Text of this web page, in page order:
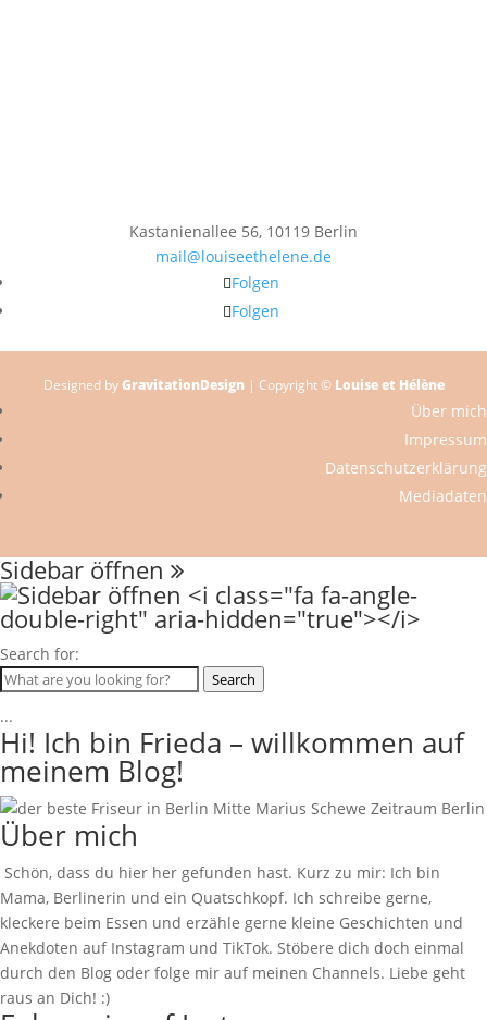
Kastanienallee 56, 10119 Berlin
mail@louiseethelene.de
Folgen
Folgen
Designed byGravitationDesign | Copyright © Louise et Hélène
Über mich
Impressum
Datenschutzerklärung
Mediadaten
Sidebar öffnen
Search for:
Search
...
Hi! Ich bin Frieda – willkommen auf
meinem Blog!
Über mich
Schön, dass du hier her gefunden hast. Kurz zu mir: Ich bin
Mama, Berlinerin und ein Quatschkopf. Ich schreibe gerne,
kleckere beim Essen und erzähle gerne kleine Geschichten und
Anekdoten auf Instagram und TikTok. Stöbere dich doch einmal
durch den Blog oder folge mir auf meinen Channels. Liebe geht
raus an Dich! :)